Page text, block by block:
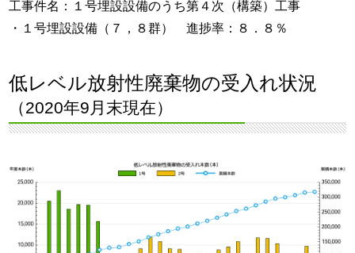
工事件名：１号埋設設備のうち第４次（構築）工事
・１号埋設設備（７，８群） 進捗率：８．８％
低レベル放射性廃棄物の受入れ状況
（2020年9月末現在）